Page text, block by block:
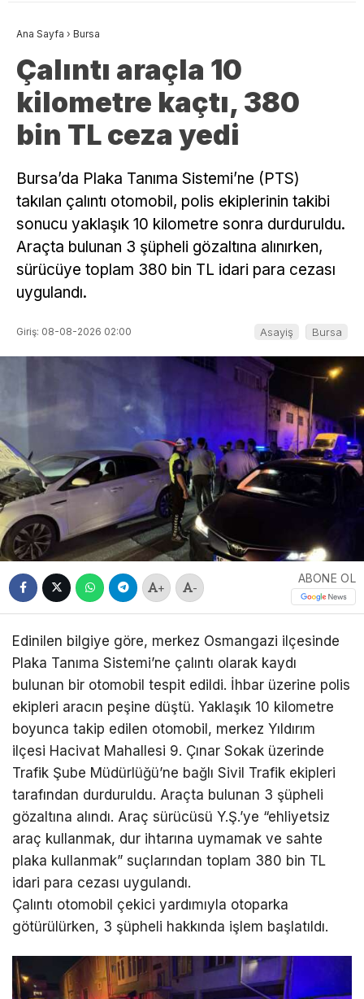
Ana Sayfa › Bursa
Çalıntı araçla 10
kilometre kaçtı, 380
bin TL ceza yedi
Bursa’da Plaka Tanıma Sistemi’ne (PTS)
takılan çalıntı otomobil, polis ekiplerinin takibi
sonucu yaklaşık 10 kilometre sonra durduruldu.
Araçta bulunan 3 şüpheli gözaltına alınırken,
sürücüye toplam 380 bin TL idari para cezası
uygulandı.
Giriş: 08-08-2026 02:00 Asayiş Bursa
+ -
ABONE OL
Edinilen bilgiye göre, merkez Osmangazi ilçesinde
Plaka Tanıma Sistemi’ne çalıntı olarak kaydı
bulunan bir otomobil tespit edildi. İhbar üzerine polis
ekipleri aracın peşine düştü. Yaklaşık 10 kilometre
boyunca takip edilen otomobil, merkez Yıldırım
ilçesi Hacivat Mahallesi 9. Çınar Sokak üzerinde
Trafik Şube Müdürlüğü’ne bağlı Sivil Trafik ekipleri
tarafından durduruldu. Araçta bulunan 3 şüpheli
gözaltına alındı. Araç sürücüsü Y.Ş.’ye “ehliyetsiz
araç kullanmak, dur ihtarına uymamak ve sahte
plaka kullanmak” suçlarından toplam 380 bin TL
idari para cezası uygulandı.
Çalıntı otomobil çekici yardımıyla otoparka
götürülürken, 3 şüpheli hakkında işlem başlatıldı.